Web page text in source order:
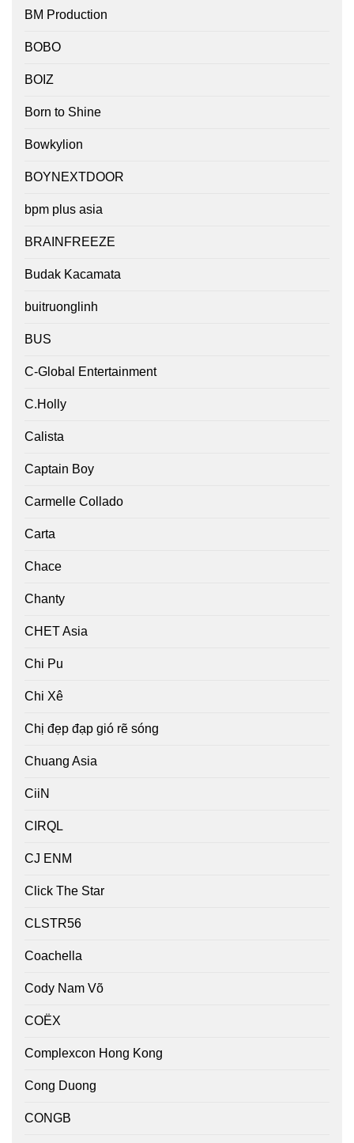
BM Production
BOBO
BOIZ
Born to Shine
Bowkylion
BOYNEXTDOOR
bpm plus asia
BRAINFREEZE
Budak Kacamata
buitruonglinh
BUS
C-Global Entertainment
C.Holly
Calista
Captain Boy
Carmelle Collado
Carta
Chace
Chanty
CHET Asia
Chi Pu
Chi Xê
Chị đẹp đạp gió rẽ sóng
Chuang Asia
CiiN
CIRQL
CJ ENM
Click The Star
CLSTR56
Coachella
Cody Nam Võ
COËX
Complexcon Hong Kong
Cong Duong
CONGB